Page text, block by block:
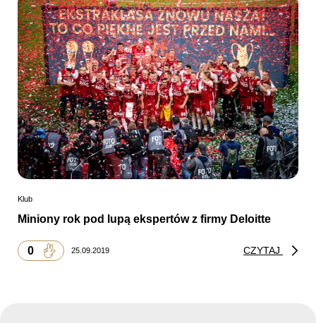
Klub
Miniony rok pod lupą ekspertów z firmy Deloitte
0 25.09.2019 CZYTAJ